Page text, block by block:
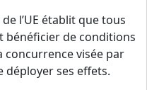
l’UE établit que tous
bénéficier de conditions
concurrence visée par
déployer ses effets.